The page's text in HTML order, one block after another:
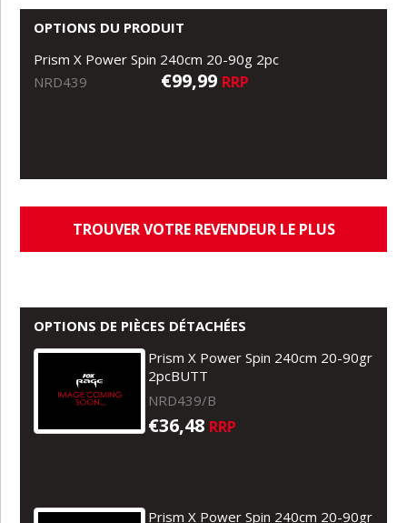
OPTIONS DU PRODUIT
Prism X Power Spin 240cm 20-90g 2pc
NRD439
€99,99 RRP
TROUVER VOTRE REVENDEUR LE PLUS
OPTIONS DE PIÈCES DÉTACHÉES
Prism X Power Spin 240cm 20-90gr
2pcBUTT
NRD439/B
€36,48 RRP
Prism X Power Spin 240cm 20-90gr